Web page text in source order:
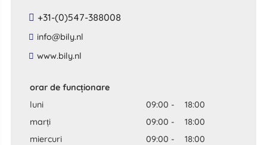
+31-(0)547-388008
​info​@​bily​.​nl​
​www​.​bily​.​nl​
orar de funcționare
luni
09:00 -
18:00
marți
09:00 -
18:00
miercuri
09:00 -
18:00